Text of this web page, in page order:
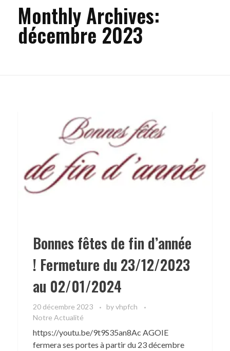
Monthly Archives:
décembre 2023
Bonnes fêtes de fin d’année
! Fermeture du 23/12/2023
au 02/01/2024
20 décembre 2023 byvhpfch
Notre Actualité
https://youtu.be/9t9S35an8Ac AGOIE
fermera ses portes à partir du 23 décembre